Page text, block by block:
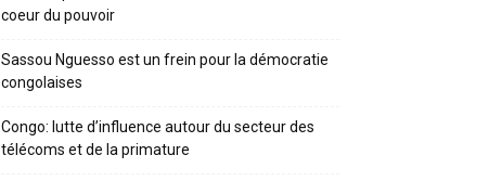
coeur du pouvoir
Sassou Nguesso est un frein pour la démocratie
congolaises
Congo: lutte d’influence autour du secteur des
télécoms et de la primature